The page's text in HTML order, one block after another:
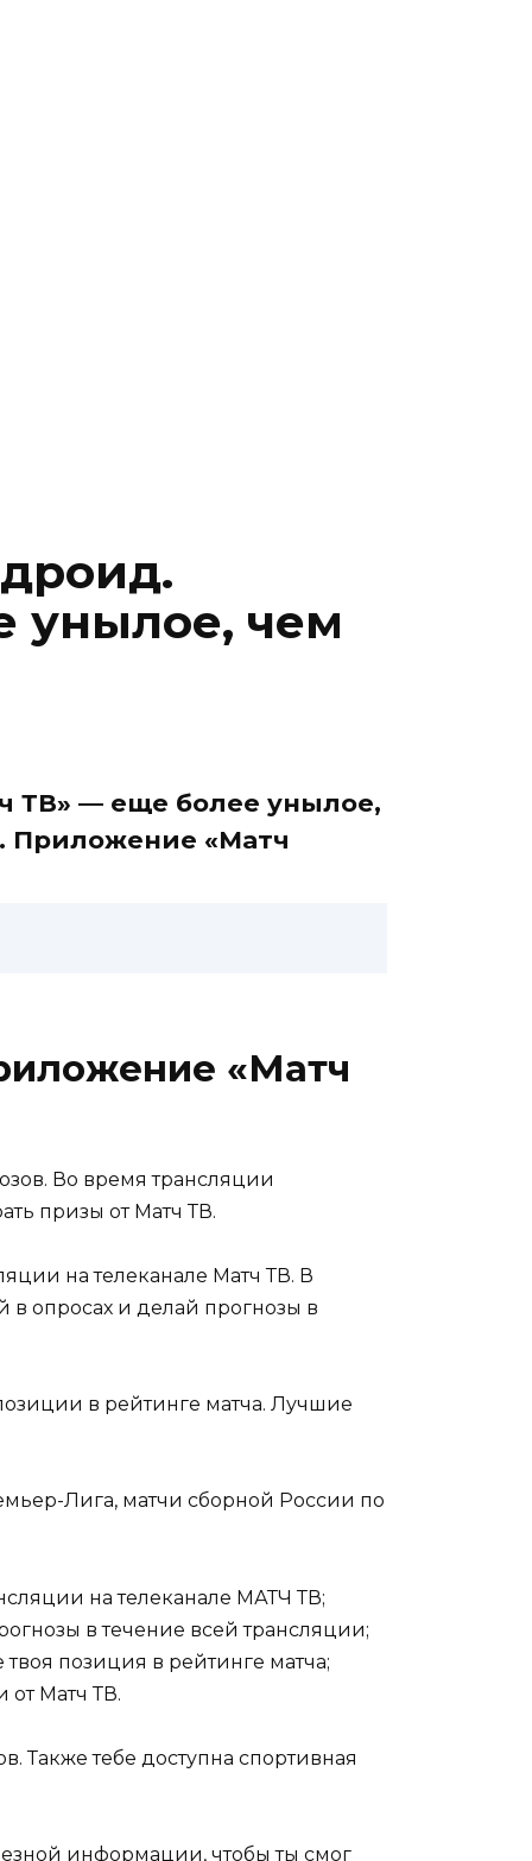
унылое, чем
ТВ» — еще более унылое,
Приложение «Матч
«Матч
Во время трансляции
призы от Матч ТВ.
на телеканале Матч ТВ. В
в опросах и делай прогнозы в
в рейтинге матча. Лучшие
Лига, матчи сборной России по
на телеканале МАТЧ ТВ;
в течение всей трансляции;
позиция в рейтинге матча;
Матч ТВ.
тебе доступна спортивная
информации, чтобы ты смог